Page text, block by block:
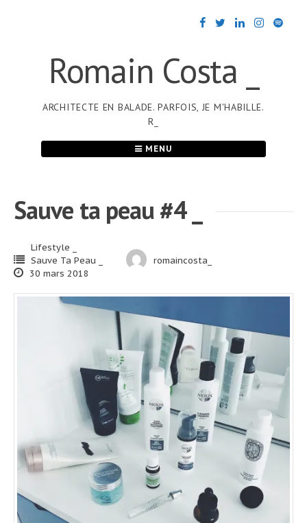
Romain Costa _
ARCHITECTE EN BALADE. PARFOIS, JE M'HABILLE.
R_
MENU
Sauve ta peau #4 _
Lifestyle _
Sauve Ta Peau _
romaincosta_
30 mars 2018